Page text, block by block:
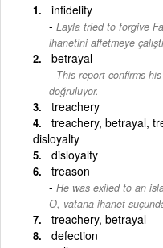
infidelity
Layla tried to forgive
ihanetini affetmeye
betrayal
This report confirms
doğruluyor.
treachery
treachery, betrayal,
disloyalty
disloyalty
treason
He was exiled to an
O, vatana ihanet
treachery, betrayal
defection